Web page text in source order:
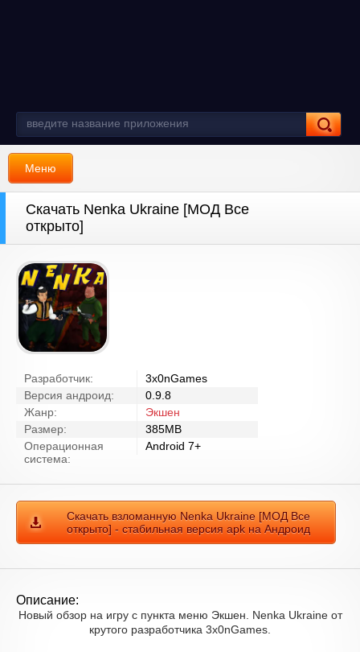
Меню
Скачать Nenka Ukraine [МОД Все
открыто]
Разработчик:
3x0nGames
Версия андроид:
0.9.8
Жанр:
Экшен
Размер:
385MB
Операционная
система:
Android 7+
Скачать взломанную Nenka Ukraine [МОД Все
открыто] - стабильная версия apk на Андроид
Описание:
Новый обзор на игру с пункта меню Экшен. Nenka Ukraine от
крутого разработчика 3x0nGames.